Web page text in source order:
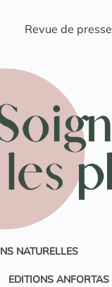
Revue de presse
NATURELLES
EDITIONS ANFORTAS